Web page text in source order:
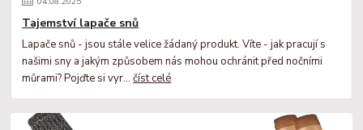
Tajemství lapače snů
Lapače snů - jsou stále velice žádaný produkt. Víte - jak pracují s
našimi sny a jakým způsobem nás mohou ochránit před nočními
můrami? Pojďte si vyr...číst celé